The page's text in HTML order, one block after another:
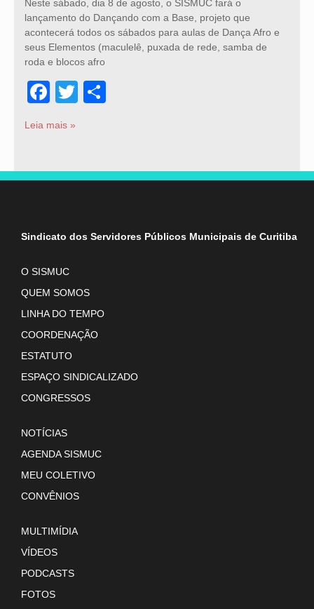
Neste sábado, dia 8 de agosto, o SISMUC fará o
lançamento do Dançando com a Base, projeto que
acontecerá todos os sábados para aulas de Dança Afro e
seus Elementos (maculelê, puxada de rede, samba de
roda e blocos afro
Facebook
Twitter
Leia mais »
Sindicato dos Servidores Públicos Municipais de Curitiba
O SISMUC
QUEM SOMOS
LINHA DO TEMPO
COORDENAÇÃO
ESTATUTO
ESPAÇO SINDICALIZADO
CONGRESSOS
NOTÍCIAS
AGENDA SISMUC
MEU COLETIVO
CONVÊNIOS
MULTIMÍDIA
VÍDEOS
PODCASTS
FOTOS